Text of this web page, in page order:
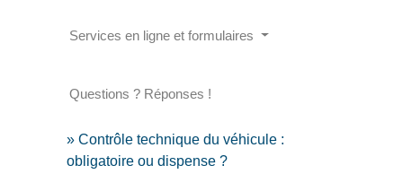
Services en ligne et formulaires
Questions ? Réponses !
Contrôle technique du véhicule :
obligatoire ou dispense ?